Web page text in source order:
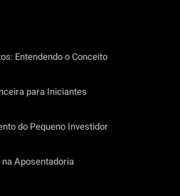
Entendendo o Conceito
para Iniciantes
do Pequeno Investidor
Aposentadoria